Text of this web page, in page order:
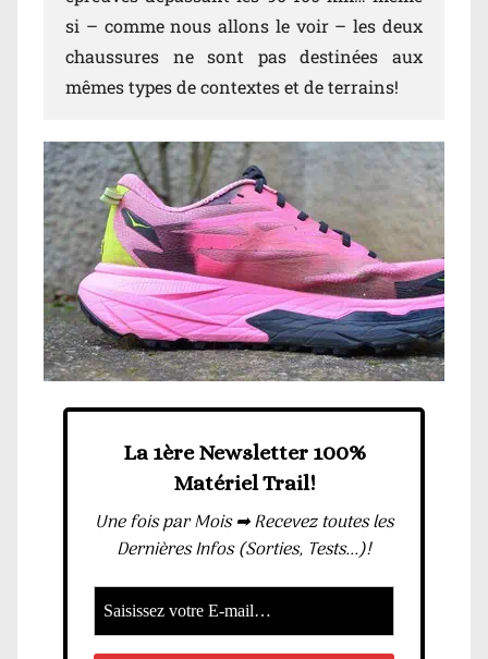
si – comme nous allons le voir – les deux
chaussures ne sont pas destinées aux
mêmes types de contextes et de terrains!
La 1ère Newsletter 100%
Matériel Trail!
Une fois par Mois ➡ Recevez toutes les
Dernières Infos (Sorties, Tests...)!